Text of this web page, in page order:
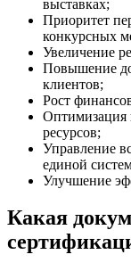
выставках;
Приоритет
конкурсных
Увеличение
Повышение
клиентов;
Рост
Оптимизация
ресурсов;
Управление
единой
Улучшение
Какая